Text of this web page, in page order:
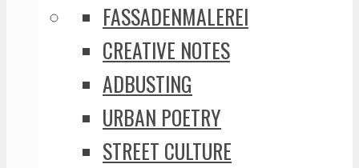
FASSADENMALEREI
CREATIVE NOTES
ADBUSTING
URBAN POETRY
STREET CULTURE